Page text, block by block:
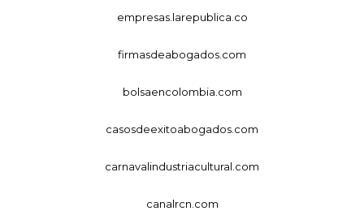
empresas.larepublica.co
firmasdeabogados.com
bolsaencolombia.com
casosdeexitoabogados.com
carnavalindustriacultural.com
canalrcn.com